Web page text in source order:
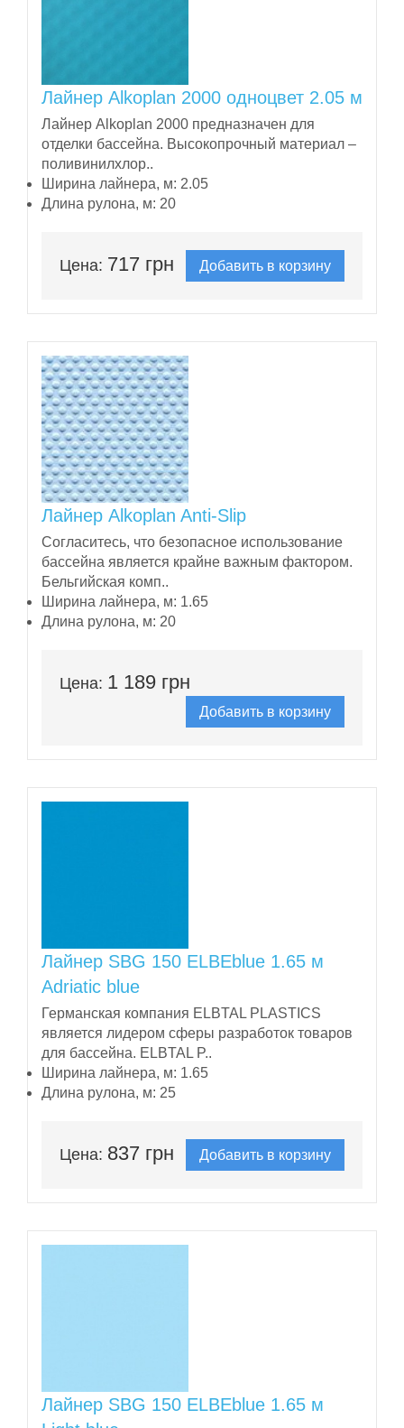
Лайнер Alkoplan 2000 одноцвет 2.05 м
Лайнер Alkoplan 2000 предназначен для
отделки бассейна. Высокопрочный материал –
поливинилхлор..
Ширина лайнера, м: 2.05
Длина рулона, м: 20
Цена: 717 грн Добавить в корзину
Лайнер Alkoplan Anti-Slip
Согласитесь, что безопасное использование
бассейна является крайне важным фактором.
Бельгийская комп..
Ширина лайнера, м: 1.65
Длина рулона, м: 20
Цена: 1 189 грн
Добавить в корзину
Лайнер SBG 150 ELBEblue 1.65 м
Adriatic blue
Германская компания ELBTAL PLASTICS
является лидером сферы разработок товаров
для бассейна. ELBTAL P..
Ширина лайнера, м: 1.65
Длина рулона, м: 25
Цена: 837 грн Добавить в корзину
Лайнер SBG 150 ELBEblue 1.65 м